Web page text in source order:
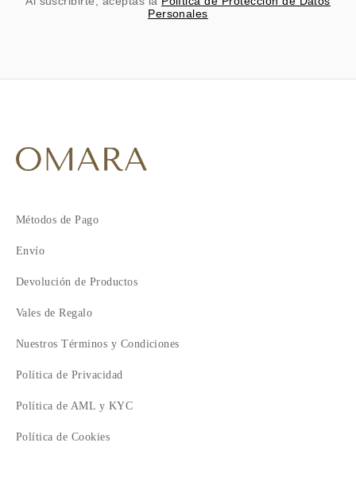
Personales
Métodos de Pago
Envío
Devolución de Productos
Vales de Regalo
Nuestros Términos y Condiciones
Política de Privacidad
Política de AML y KYC
Política de Cookies